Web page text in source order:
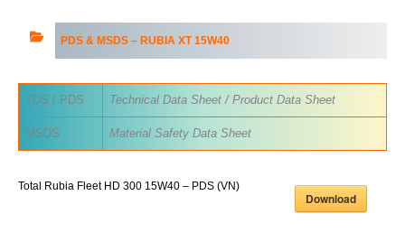
PDS & MSDS – RUBIA XT 15W40
TDS / PDS Technical Data Sheet / Product Data Sheet
MSDS Material Safety Data Sheet
Total Rubia Fleet HD 300 15W40 – PDS (VN)
Download